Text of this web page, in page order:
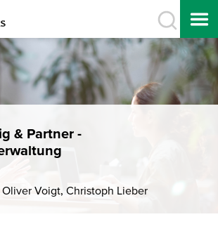
& Partner -
Voigt, Christoph Lieber